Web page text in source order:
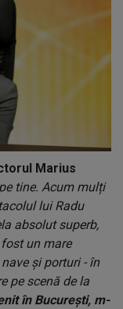
Marius
tine. Acum mulți
lui Radu
absolut superb,
un mare
și porturi - în
pe scenă de la
în București, m-